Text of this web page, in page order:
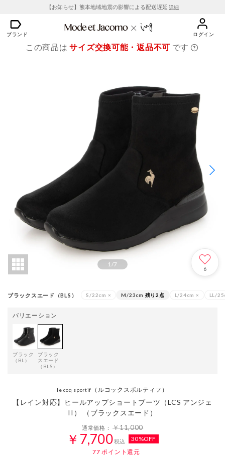
【お知らせ】熊本地域地震の影響による配送遅延 詳細
ブランド ログイン
この商品はサイズ交換可能・返品不可 です
1/7
6
ブラックスエード（BLS） S/22cm × M/23cm 残り2点 L/24cm × LL/
バリエーション
ブラック
（BL）
ブラック
スエード
（BLS）
le coq sportif （ルコックスポルティフ）
【レイン対応】ヒールアップショートブーツ（LCS アンジェ
II） （ブラックスエード）
通常価格：￥11,000
￥7,700税込
30%OFF
77 ポイント還元